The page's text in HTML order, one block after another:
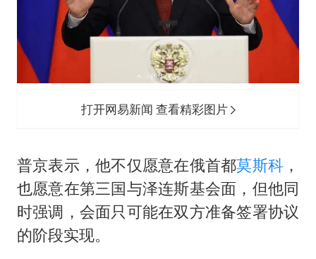
夯实基础开新局
打开网易新闻 查看精彩图片
普京表示，他不仅愿意在俄首都莫斯科 ，
也愿意在第三国与泽连斯基会面，但他同
时强调，会面只可能在双方准备签署协议
的阶段实现。